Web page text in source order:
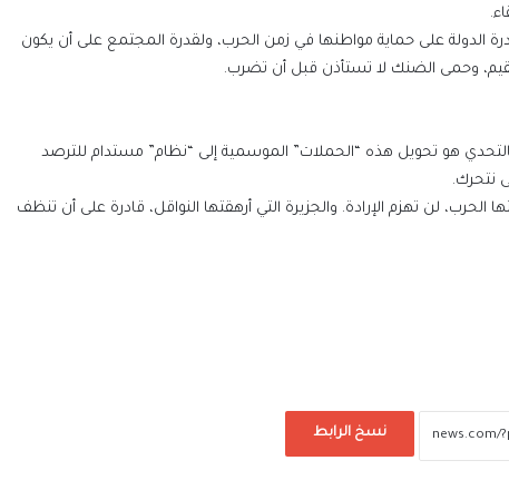
الدولة على حماية مواطنها في زمن الحرب، ولقدرة المجتمع على أن يكون
وحمى الضنك لا تستأذن قبل أن تضرب.
هو تحويل هذه “الحملات” الموسمية إلى “نظام” مستدام للترصد
نتحرك.
الحرب، لن تهزم الإرادة. والجزيرة التي أرهقتها النواقل، قادرة على أن تنظف
نسخ الرابط